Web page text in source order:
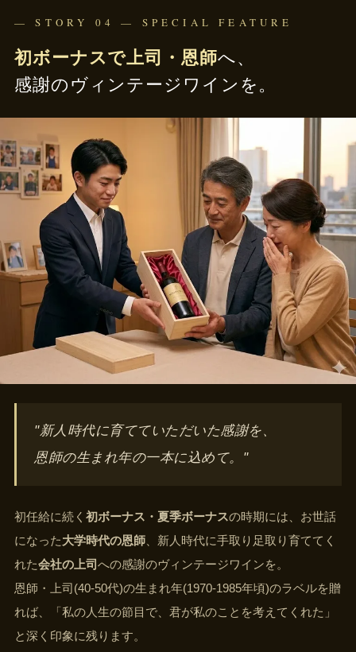
— STORY 04 — SPECIAL FEATURE
初ボーナスで上司・恩師へ、
感謝のヴィンテージワインを。
"新人時代に育てていただいた感謝を、
恩師の生まれ年の一本に込めて。"
初任給に続く 初ボーナス・夏季ボーナスの時期には、お世話
になった大学時代の恩師 、新人時代に手取り足取り育ててく
れた会社の上司への感謝のヴィンテージワインを。
恩師・上司(40-50代)の生まれ年(1970-1985年頃)のラベルを贈
れば、「私の人生の節目で、君が私のことを考えてくれた」
と深く印象に残ります。